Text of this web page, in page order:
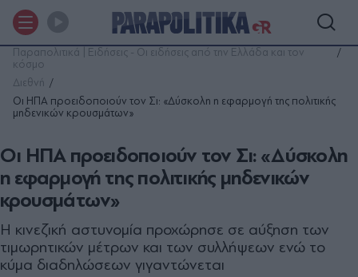
Παραπολιτικά | Ειδήσεις - Οι ειδήσεις από την Ελλάδα και τον
κόσμο
Διεθνή
Οι ΗΠΑ προειδοποιούν τον Σι: «Δύσκολη η εφαρμογή της πολιτικής
μηδενικών κρουσμάτων»
Οι ΗΠΑ προειδοποιούν τον Σι: «Δύσκολη
η εφαρμογή της πολιτικής μηδενικών
κρουσμάτων»
Η κινεζική αστυνομία προχώρησε σε αύξηση των
τιμωρητικών μέτρων και των συλλήψεων ενώ το
κύμα διαδηλώσεων γιγαντώνεται